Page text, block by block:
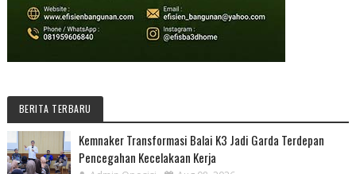
BERITA TERBARU
Kemnaker Transformasi Balai K3 Jadi Garda Terdepan
Pencegahan Kecelakaan Kerja